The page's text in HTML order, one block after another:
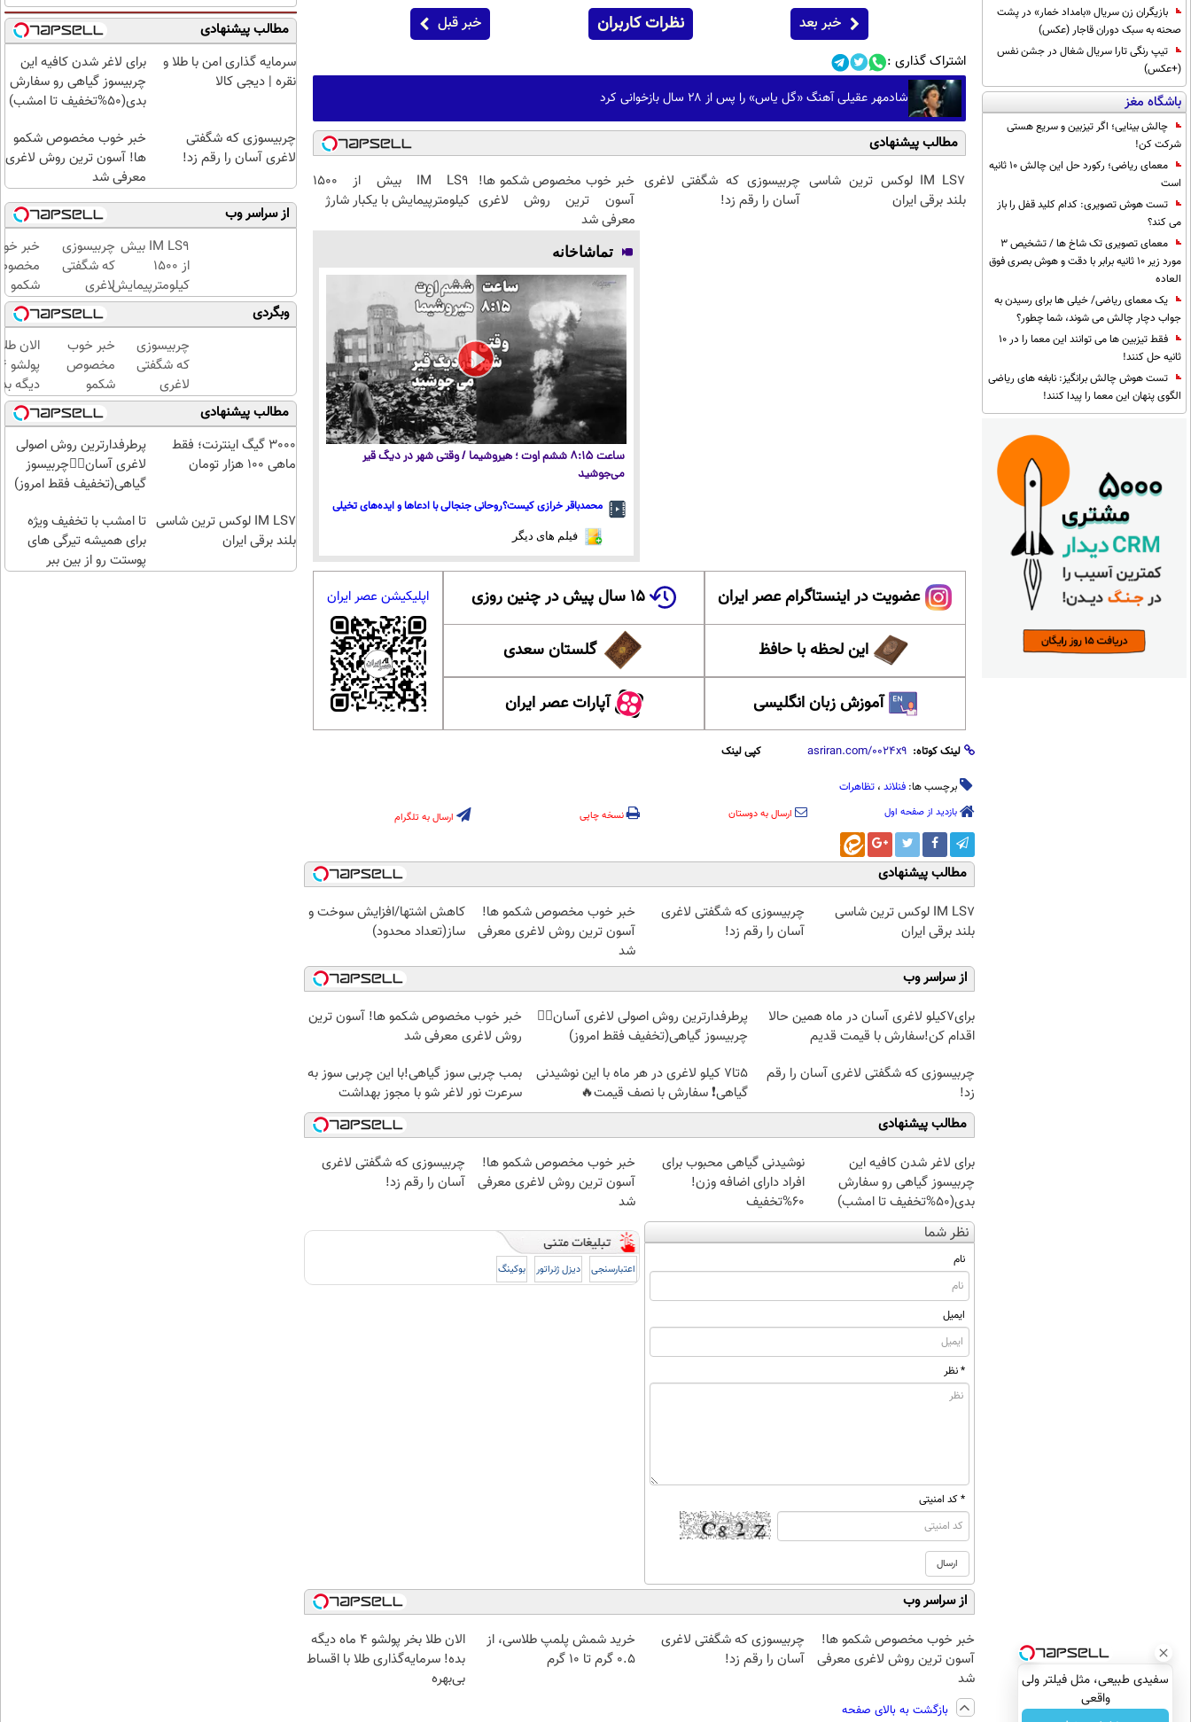
بازیگران زن سریال «بامداد خمار» در پشت
صحنه به سبک دوران قاجار (عکس)
تیپ رنگی تارا سریال شغال در جشن نفس
(+عکس)
باشگاه مغز
چالش بینایی؛ اگر تیزبین و سریع هستی
شرکت کن!
معمای ریاضی؛ رکورد حل این چالش 10 ثانیه
است
تست هوش تصویری: کدام کلید قفل را باز
می کند؟
معمای تصویری تک شاخ ها / تشخیص 3
مورد زیر 10 ثانیه برابر با دقت و هوش بصری فوق
العاده
یک معمای ریاضی/ خیلی ها برای رسیدن به
جواب دچار چالش می شوند، شما چطور؟
فقط تیزبین ها می توانند این معما را در 10
ثانیه حل کنند!
تست هوش چالش برانگیز: نابغه های ریاضی
الگوی پنهان این معما را پیدا کنند!
خبر بعد نظرات کاربران خبر قبل
اشتراک گذاری :
شادمهر عقیلی آهنگ «گل یاس» را پس از ۲۸ سال بازخوانی کرد
مطالب پیشنهادی
IM LS7 لوکس ترین شاسی
بلند برقی ایران
چربیسوزی که شگفتی لاغری
آسان را رقم زد!
خبر خوب مخصوص شکمو ها!
آسون ترین روش لاغری
معرفی شد
IM LS9 بیش از 1500
کیلومترپیمایش با یکبار شارژ
تماشاخانه
ساعت ۸:۱۵ ششم اوت ؛ هیروشیما / وقتی شهر در دیگ قیر
می‌جوشید
محمدباقر خرازی کیست؟روحانی جنجالی با ادعاها و ایده‌های تخیلی
فیلم های دیگر
عضویت در اینستاگرام عصر ایران ۱۵ سال پیش در چنین روزی
این لحظه با حافظ گلستان سعدی
آموزش زبان انگلیسی آپارات عصر ایران
اپلیکیشن عصر ایران
لینک کوتاه: کپی لینک
برچسب ها: فنلاند ، تظاهرات
بازدید از صفحه اول ارسال به دوستان نسخه چاپی ارسال به تلگرام
مطالب پیشنهادی
IM LS7 لوکس ترین شاسی
بلند برقی ایران
چربیسوزی که شگفتی لاغری
آسان را رقم زد!
خبر خوب مخصوص شکمو ها!
آسون ترین روش لاغری معرفی
شد
کاهش اشتها/افزایش سوخت و
ساز(تعداد محدود)
از سراسر وب
برای7کیلو لاغری آسان در ماه همین حالا
اقدام کن!سفارش با قیمت قدیم
پرطرفدارترین روش اصولی لاغری آسان👈🏻
چربیسوز گیاهی(تخفیف فقط امروز)
خبر خوب مخصوص شکمو ها! آسون ترین
روش لاغری معرفی شد
چربیسوزی که شگفتی لاغری آسان را رقم
زد!
5تا7 کیلو لاغری در هر ماه با این نوشیدنی
گیاهی❗ سفارش با نصف قیمت🔥
بمب چربی سوز گیاهی!با این چربی سوز به
سرعرت نور لاغر شو با مجوز بهداشت
مطالب پیشنهادی
برای لاغر شدن کافیه این
چربیسوز گیاهی رو سفارش
بدی(50%تخفیف تا امشب)
نوشیدنی گیاهی محبوب برای
افراد دارای اضافه وزن!
60%تخفیف
خبر خوب مخصوص شکمو ها!
آسون ترین روش لاغری معرفی
شد
چربیسوزی که شگفتی لاغری
آسان را رقم زد!
نظر شما
نام
ایمیل
* نظر
* کد امنیتی
اعتبارسنجی دیزل ژنراتور بوکینگ
از سراسر وب
خبر خوب مخصوص شکمو ها!
آسون ترین روش لاغری معرفی
شد
چربیسوزی که شگفتی لاغری
آسان را رقم زد!
خرید شمش پلمپ طلاسی، از
۰.۵ گرم تا ۱۰ گرم
الان طلا بخر پولشو 4 ماه دیگه
بده! سرمایه‌گذاری طلا با اقساط
بی‌بهره
بازگشت به بالای صفحه
مطالب پیشنهادی
سرمایه گذاری امن با طلا و
نقره | دیجی کالا
برای لاغر شدن کافیه این
چربیسوز گیاهی رو سفارش
بدی(50%تخفیف تا امشب)
چربیسوزی که شگفتی
لاغری آسان را رقم زد!
خبر خوب مخصوص شکمو
ها! آسون ترین روش لاغری
معرفی شد
از سراسر وب
IM LS9 بیش
از 1500
کیلومترپیمایش
با یکبار شارژ
چربیسوزی
که شگفتی
لاغری
آسان را
رقم زد!
خبر
شکمو
ها!
آسون
ترین
روش
لاغری
معرفی
شد
وبگردی
چربیسوزی
که شگفتی
لاغری
آسان را
رقم زد!
خبر خوب
مخصوص
شکمو
ها!
آسون
ترین
روش
لاغری
شد
الان
دیگه
طلا با
بی‌بهره
مطالب پیشنهادی
3000 گیگ اینترنت؛ فقط
ماهی 100 هزار تومان
پرطرفدارترین روش اصولی
لاغری آسان👈🏻چربیسوز
گیاهی(تخفیف فقط امروز)
IM LS7 لوکس ترین شاسی
بلند برقی ایران
تا امشب با تخفیف ویژه
برای همیشه تیرگی های
پوستت رو از بین ببر
سفیدی طبیعی، مثل فیلتر ولی
واقعی